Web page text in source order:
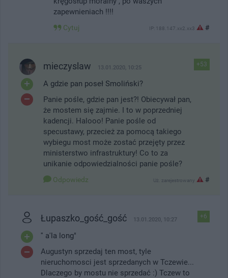
zapewnieniach !!!!
Cytuj IP: 188.147.xx2.xx3 #
+53
mieczyslaw 13.01.2020, 10:25
A gdzie pan poseł Smoliński?
Panie pośle, gdzie pan jest?! Obiecywał pan,
że mostem się zajmie. I to w poprzedniej
kadencji. Halooo! Panie pośle od
specustawy, przecież za pomocą takiego
wybiegu most może zostać przejęty przez
ministerstwo infrastruktury! Co to za
unikanie odpowiedzialności panie pośle?
Odpowiedz Uż. zarejestrowany #
+6
Łupaszko_gość_gość 13.01.2020, 10:27
'' a'la long"
Augustyn sprzedaj ten most, tyle
nieruchomosci jest sprzedanych w Tczewie...
Dlaczego by mostu nie sprzedać :) Tczew to